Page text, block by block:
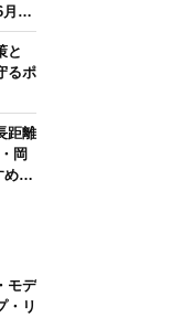
と
るポ
距離
岡
めグ
モデ
・リ